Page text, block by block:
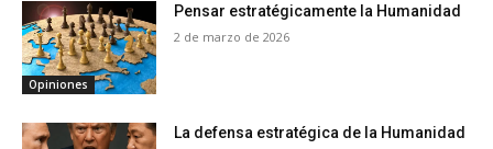
Opiniones
Pensar estratégicamente la Humanidad
2 de marzo de 2026
La defensa estratégica de la Humanidad